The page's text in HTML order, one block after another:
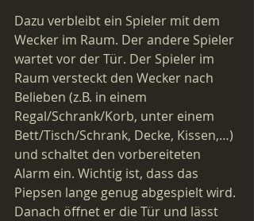
Dazu verbleibt ein Spieler mit dem
Wecker im Raum. Der andere Spieler
wartet vor der Tür. Der Spieler im
Raum versteckt den Wecker nach
Belieben (z.B. in einem
Regal/Schrank/Korb, unter einem
Bett/Tisch/Schrank, Decke, Kissen,…)
und schaltet den vorbereiteten
Alarm ein. Wichtig ist, dass das
Piepsen lange genug abgespielt wird.
Danach öffnet er die Tür und lässt